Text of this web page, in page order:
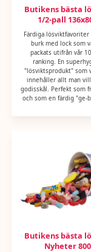
(karnaubavax,
ANDRA NÖTTER OCH
Butikens bästa
1/2-pall
Färdiga
burk med lock som
packats utifrån vår
ranking. En
"lösviktsprodukt" som
innehåller allt man
godisskål. Perfekt som
och som en färdig "ge-
Butikens bästa
Nyheter